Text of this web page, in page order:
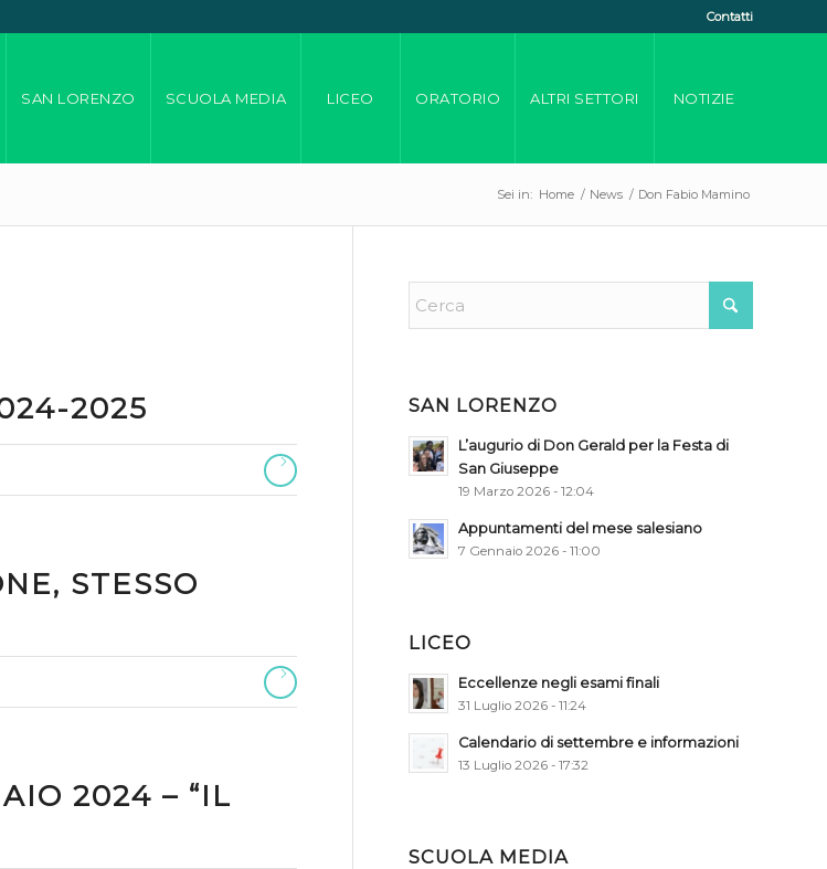
Contatti
SAN LORENZO SCUOLA MEDIA LICEO ORATORIO ALTRI SETTORI NOTIZIE
Sei in: Home / News / Don Fabio Mamino
2025
STESSO
2024 – “IL
SAN LORENZO
L’augurio di Don Gerald per la Festa di
San Giuseppe
19 Marzo 2026 - 12:04
Appuntamenti del mese salesiano
7 Gennaio 2026 - 11:00
LICEO
Eccellenze negli esami finali
31 Luglio 2026 - 11:24
Calendario di settembre e informazioni
13 Luglio 2026 - 17:32
SCUOLA MEDIA